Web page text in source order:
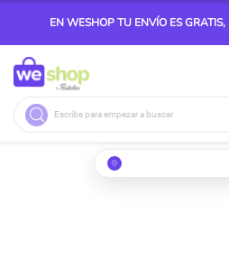
EN WESHOP TU ENVÍO ES
Buscar